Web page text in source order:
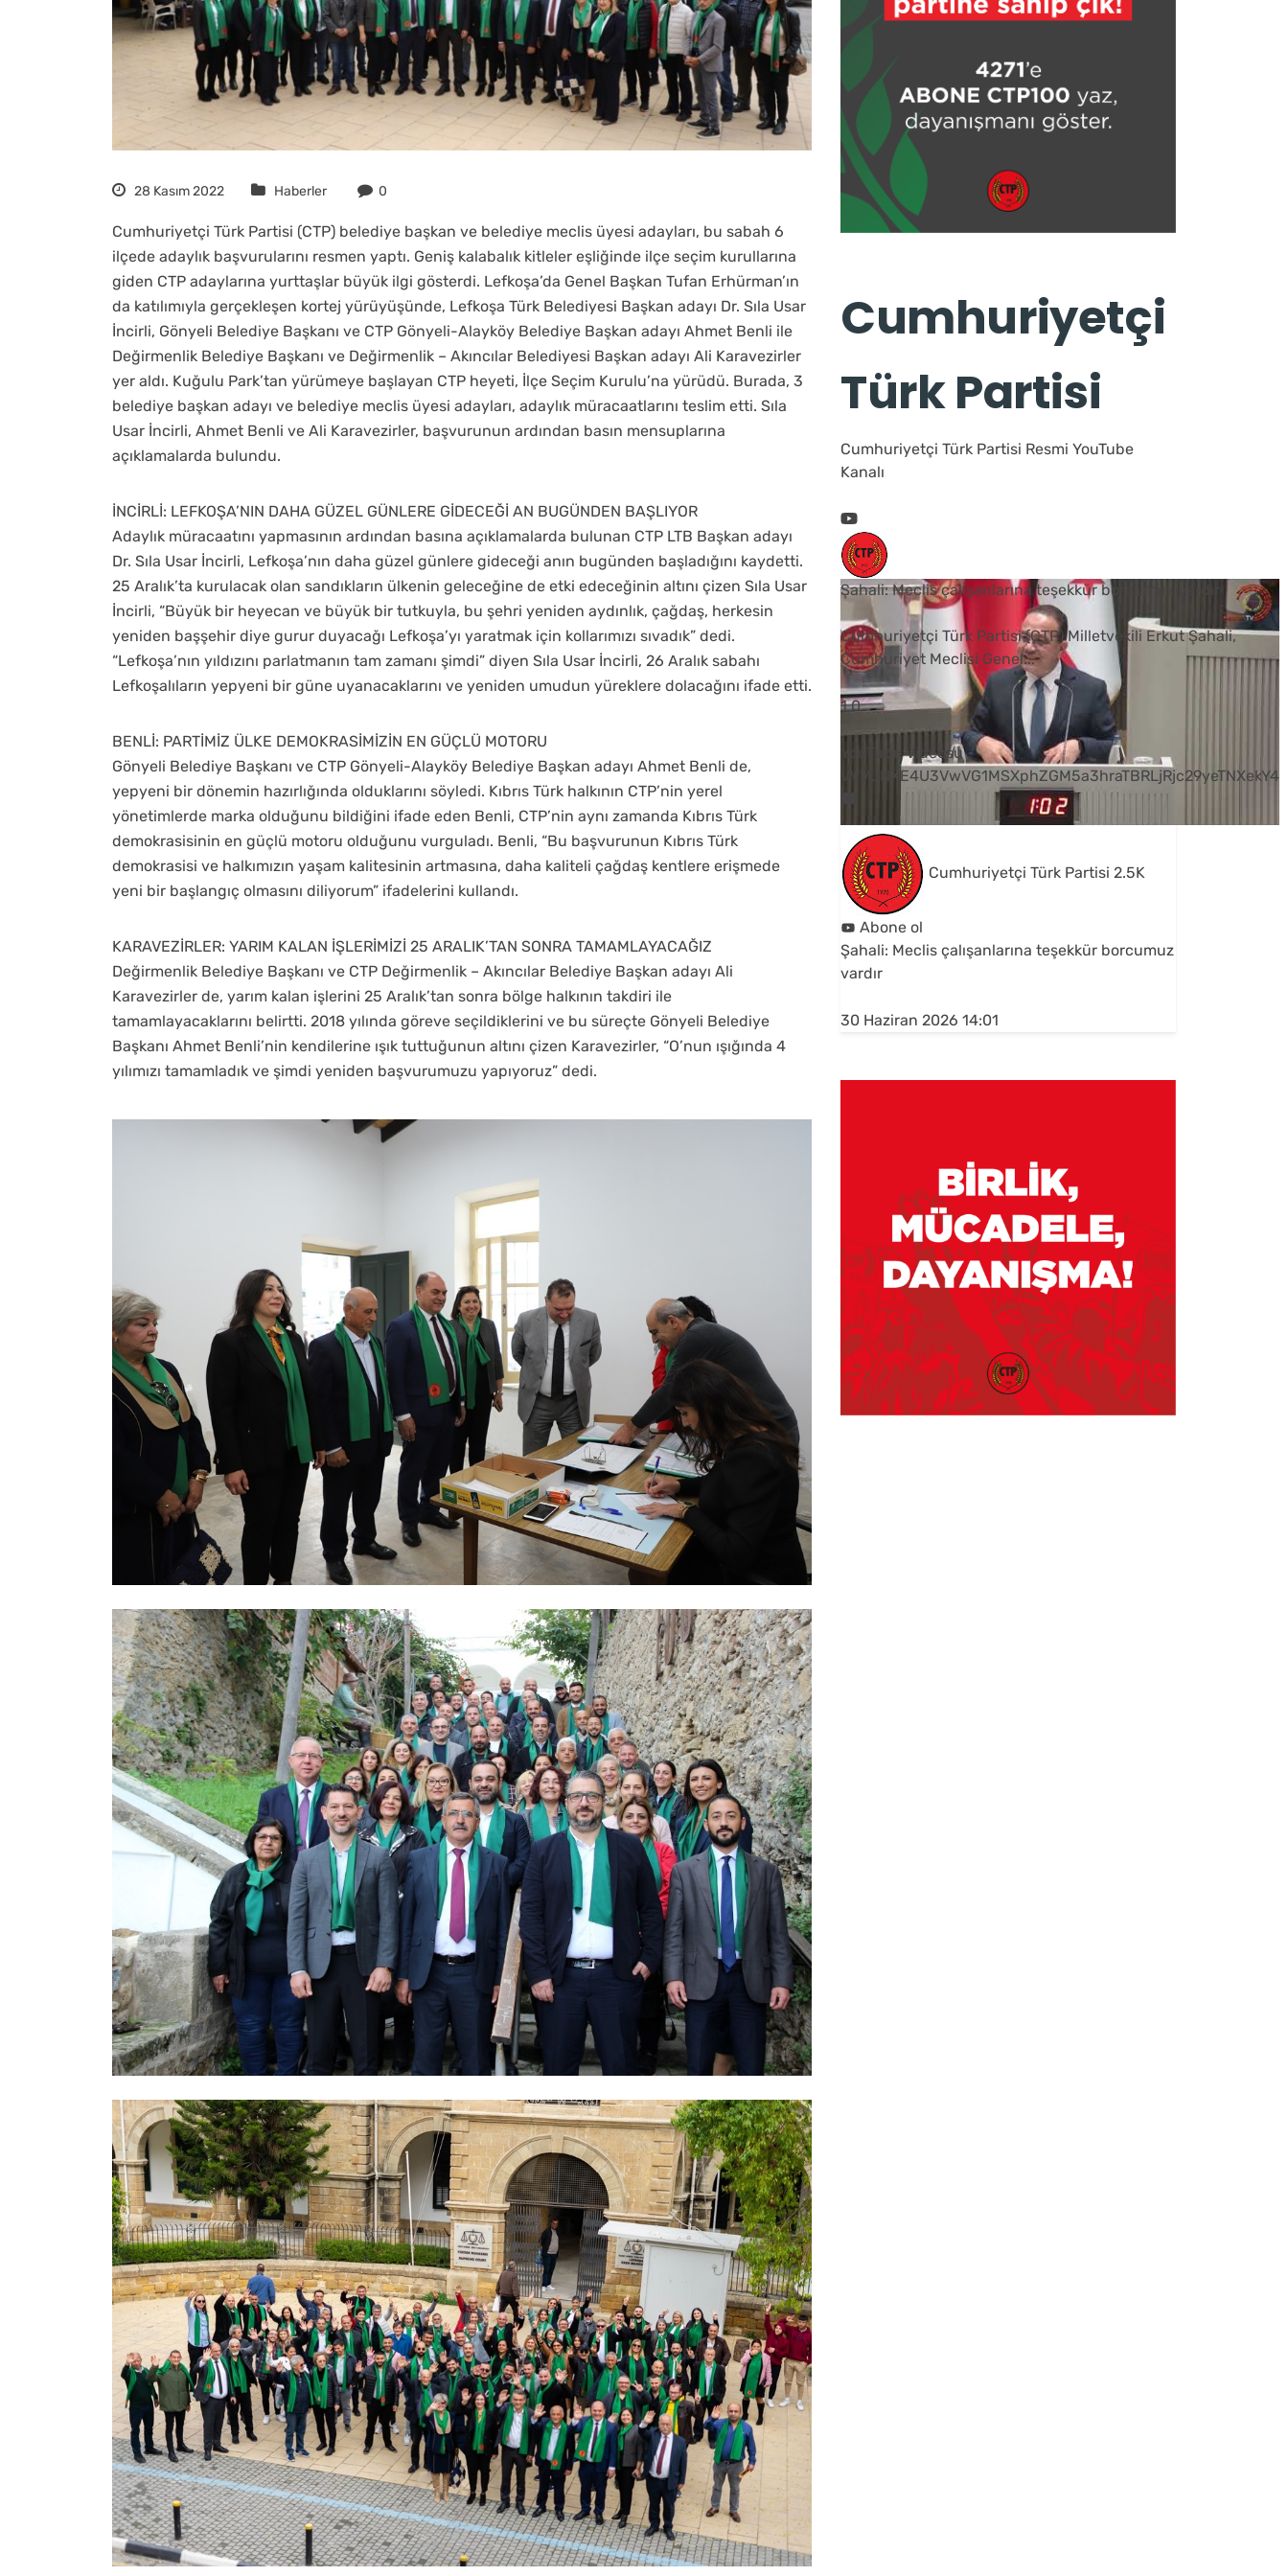
28 Kasım 2022 Haberler 0
Cumhuriyetçi Türk Partisi (CTP) belediye başkan ve belediye meclis üyesi adayları, bu sabah 6
ilçede adaylık başvurularını resmen yaptı. Geniş kalabalık kitleler eşliğinde ilçe seçim kurullarına
giden CTP adaylarına yurttaşlar büyük ilgi gösterdi. Lefkoşa’da Genel Başkan Tufan Erhürman’ın
da katılımıyla gerçekleşen kortej yürüyüşünde, Lefkoşa Türk Belediyesi Başkan adayı Dr. Sıla Usar
İncirli, Gönyeli Belediye Başkanı ve CTP Gönyeli-Alayköy Belediye Başkan adayı Ahmet Benli ile
Değirmenlik Belediye Başkanı ve Değirmenlik – Akıncılar Belediyesi Başkan adayı Ali Karavezirler
yer aldı. Kuğulu Park’tan yürümeye başlayan CTP heyeti, İlçe Seçim Kurulu’na yürüdü. Burada, 3
belediye başkan adayı ve belediye meclis üyesi adayları, adaylık müracaatlarını teslim etti. Sıla
Usar İncirli, Ahmet Benli ve Ali Karavezirler, başvurunun ardından basın mensuplarına
açıklamalarda bulundu.
İNCİRLİ: LEFKOŞA’NIN DAHA GÜZEL GÜNLERE GİDECEĞİ AN BUGÜNDEN BAŞLIYOR
Adaylık müracaatını yapmasının ardından basına açıklamalarda bulunan CTP LTB Başkan adayı
Dr. Sıla Usar İncirli, Lefkoşa’nın daha güzel günlere gideceği anın bugünden başladığını kaydetti.
25 Aralık’ta kurulacak olan sandıkların ülkenin geleceğine de etki edeceğinin altını çizen Sıla Usar
İncirli, “Büyük bir heyecan ve büyük bir tutkuyla, bu şehri yeniden aydınlık, çağdaş, herkesin
yeniden başşehir diye gurur duyacağı Lefkoşa’yı yaratmak için kollarımızı sıvadık” dedi.
“Lefkoşa’nın yıldızını parlatmanın tam zamanı şimdi” diyen Sıla Usar İncirli, 26 Aralık sabahı
Lefkoşalıların yepyeni bir güne uyanacaklarını ve yeniden umudun yüreklere dolacağını ifade etti.
BENLİ: PARTİMİZ ÜLKE DEMOKRASİMİZİN EN GÜÇLÜ MOTORU
Gönyeli Belediye Başkanı ve CTP Gönyeli-Alayköy Belediye Başkan adayı Ahmet Benli de,
yepyeni bir dönemin hazırlığında olduklarını söyledi. Kıbrıs Türk halkının CTP’nin yerel
yönetimlerde marka olduğunu bildiğini ifade eden Benli, CTP’nin aynı zamanda Kıbrıs Türk
demokrasisinin en güçlü motoru olduğunu vurguladı. Benli, “Bu başvurunun Kıbrıs Türk
demokrasisi ve halkımızın yaşam kalitesinin artmasına, daha kaliteli çağdaş kentlere erişmede
yeni bir başlangıç olmasını diliyorum” ifadelerini kullandı.
KARAVEZİRLER: YARIM KALAN İŞLERİMİZİ 25 ARALIK’TAN SONRA TAMAMLAYACAĞIZ
Değirmenlik Belediye Başkanı ve CTP Değirmenlik – Akıncılar Belediye Başkan adayı Ali
Karavezirler de, yarım kalan işlerini 25 Aralık’tan sonra bölge halkının takdiri ile
tamamlayacaklarını belirtti. 2018 yılında göreve seçildiklerini ve bu süreçte Gönyeli Belediye
Başkanı Ahmet Benli’nin kendilerine ışık tuttuğunun altını çizen Karavezirler, “O’nun ışığında 4
yılımızı tamamladık ve şimdi yeniden başvurumuzu yapıyoruz” dedi.
Cumhuriyetçi
Türk Partisi
Cumhuriyetçi Türk Partisi Resmi YouTube
Kanalı
Şahali: Meclis çalışanlarına teşekkür borcumuz vardır
Cumhuriyetçi Türk Partisi (CTP) Milletvekili Erkut Şahali,
Cumhuriyet Meclisi Genel...
1 0
YouTube Videosu
VVVUNXE4U3VwVG1MSXphZGM5a3hraTBRLjRjc29yeTNXekY4
Cumhuriyetçi Türk Partisi 2.5K
Abone ol
Şahali: Meclis çalışanlarına teşekkür borcumuz
vardır
30 Haziran 2026 14:01